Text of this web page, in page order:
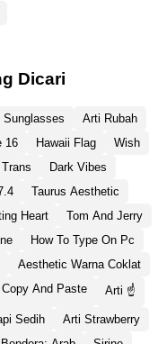
Dicari
Arti Rubah
16 Hawaii Flag
Wish
Trans
Dark Vibes
Taurus Aesthetic
Heart
Tom And Jerry
How To Type On Pc
Aesthetic Warna Coklat
And Paste Arti ☝️
Sedih
Arti Strawberry